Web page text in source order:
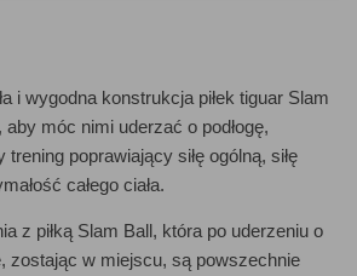
i wygodna konstrukcja piłek tiguar Slam
móc nimi uderzać o podłogę,
poprawiający siłę ogólną, siłę
całego ciała.
z piłką Slam Ball, która po uderzeniu o
zostając w miejscu, są powszechnie